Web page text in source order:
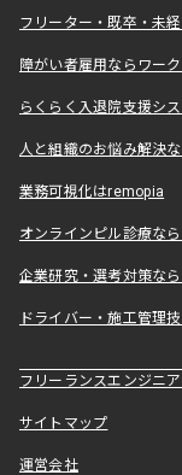
フリーター・既卒・未
障がい者雇用ならワー
らくらく入退院支援シ
人と組織のお悩み解決な
業務可視化はremopia
オンラインピル診療な
企業研究・選考対策な
ドライバー・施工管理
フリーランスエンジニ
サイトマップ
運営会社